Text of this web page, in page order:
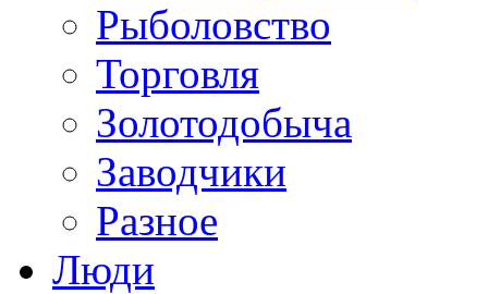
Рыболовство
Торговля
Золотодобыча
Заводчики
Разное
Люди